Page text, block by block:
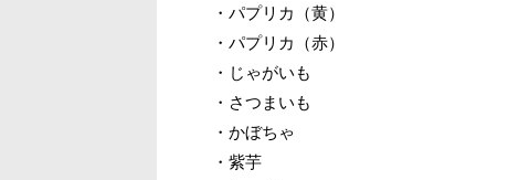
・パプリカ（黄）
・パプリカ（赤）
・じゃがいも
・さつまいも
・かぼちゃ
・紫芋